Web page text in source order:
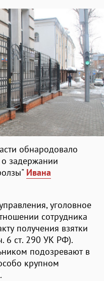
обнародовало
задержании
Ивана
уголовное
сотрудника
получения взятки
6 ст. 290 УК РФ).
подозревают в
крупном